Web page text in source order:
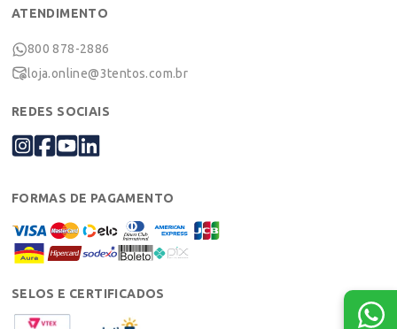
ATENDIMENTO
800 878-2886
loja.online@3tentos.com.br
REDES SOCIAIS
FORMAS DE PAGAMENTO
SELOS E CERTIFICADOS